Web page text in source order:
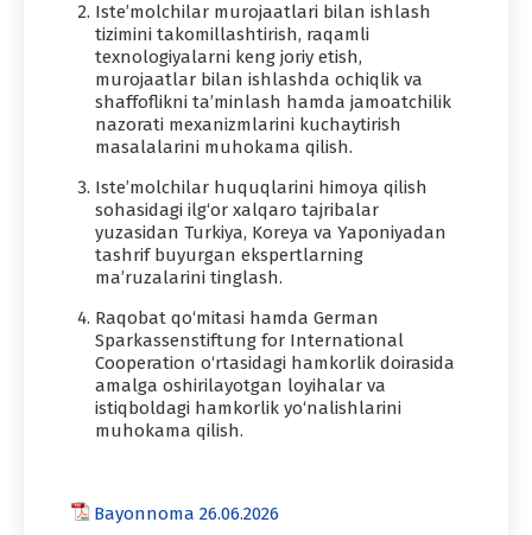
Iste’molchilar murojaatlari bilan ishlash
tizimini takomillashtirish, raqamli
texnologiyalarni keng joriy etish,
murojaatlar bilan ishlashda ochiqlik va
shaffoflikni ta’minlash hamda jamoatchilik
nazorati mexanizmlarini kuchaytirish
masalalarini muhokama qilish.
Iste’molchilar huquqlarini himoya qilish
sohasidagi ilg‘or xalqaro tajribalar
yuzasidan Turkiya, Koreya va Yaponiyadan
tashrif buyurgan ekspertlarning
ma’ruzalarini tinglash.
Raqobat qo‘mitasi hamda German
Sparkassenstiftung for International
Cooperation o‘rtasidagi hamkorlik doirasida
amalga oshirilayotgan loyihalar va
istiqboldagi hamkorlik yo‘nalishlarini
muhokama qilish.
Bayonnoma 26.06.2026